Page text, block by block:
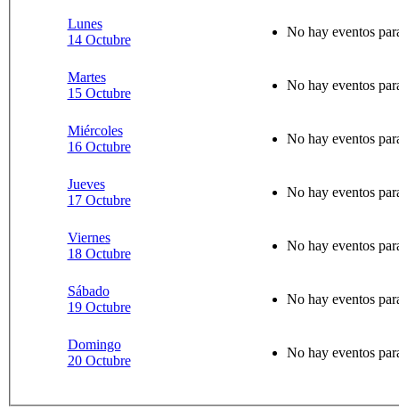
Lunes
14 Octubre
No hay eventos
Martes
15 Octubre
No hay eventos
Miércoles
16 Octubre
No hay eventos
Jueves
17 Octubre
No hay eventos
Viernes
18 Octubre
No hay eventos
Sábado
19 Octubre
No hay eventos
Domingo
20 Octubre
No hay eventos